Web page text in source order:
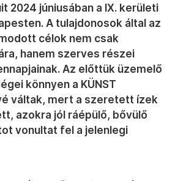
2024 júniusában a IX. kerületi
A tulajdonosok által az
célok nem csak
hanem szerves részei
Az előttük üzemelő
könnyen a KÜNST
váltak, mert a szeretett ízek
azokra jól ráépülő, bővülő
vonultat fel a jelenlegi